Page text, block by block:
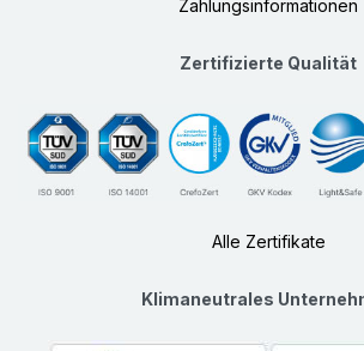
Zahlungsinformationen
Zertifizierte Qualität
Alle Zertifikate
Klimaneutrales